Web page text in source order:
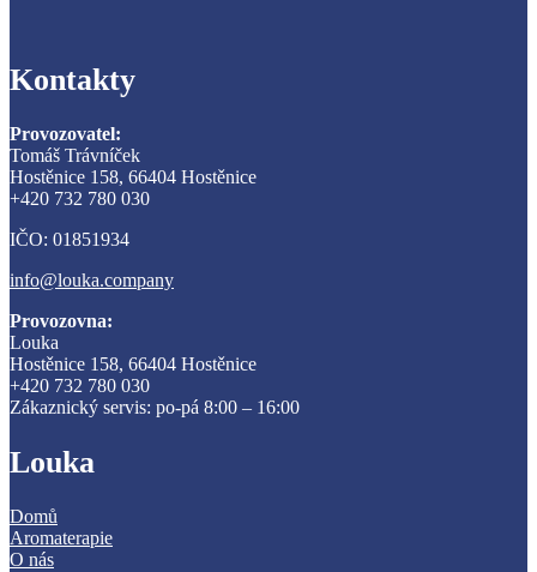
Kontakty
Provozovatel:
Tomáš Trávníček
Hostěnice 158, 66404 Hostěnice
+420 732 780 030
IČO: 01851934
info@louka.company
Provozovna:
Louka
Hostěnice 158, 66404 Hostěnice
+420 732 780 030
Zákaznický servis: po-pá 8:00 – 16:00
Louka
Domů
Aromaterapie
O nás